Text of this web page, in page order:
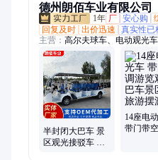
德州朗佰车业有限公司
1年 厂 安心购
回复及时 出价迅速 真实性已
主营： 高尔夫球车、电动观光
半封闭大巴车 景
区观光接驳车 厂
14座电
带门带